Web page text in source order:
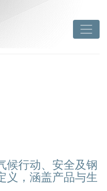
候行动、安全及钢
义，涵盖产品与生